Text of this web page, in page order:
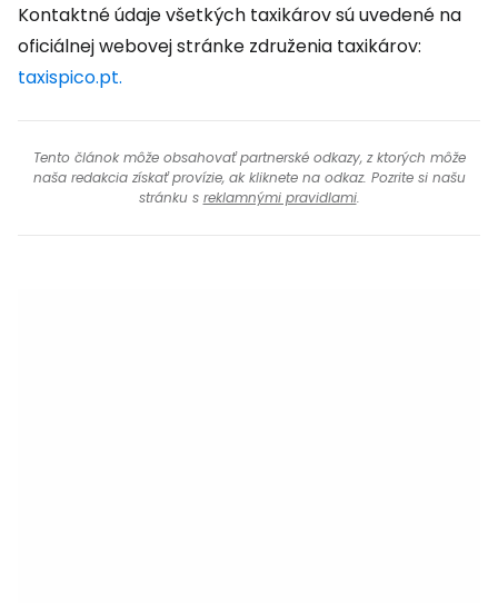
Kontaktné údaje všetkých taxikárov sú uvedené na
oficiálnej webovej stránke združenia taxikárov:
taxispico.pt.
Tento článok môže obsahovať partnerské odkazy, z ktorých môže
naša redakcia získať provízie, ak kliknete na odkaz. Pozrite si našu
stránku s reklamnými pravidlami.